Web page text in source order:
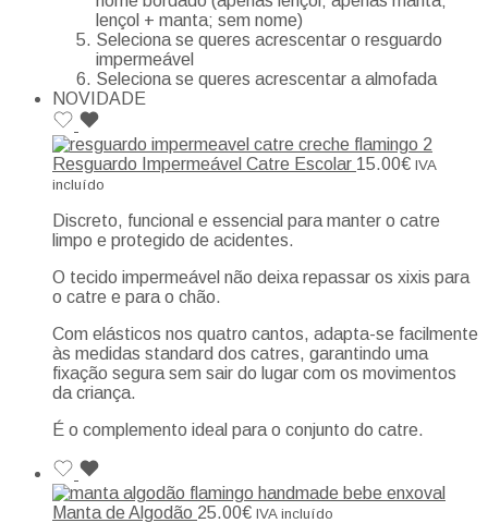
lençol + manta; sem nome)
Seleciona se queres acrescentar o resguardo
impermeável
Seleciona se queres acrescentar a almofada
NOVIDADE
Resguardo Impermeável Catre Escolar 15.00€ IVA
incluído
Discreto, funcional e essencial para manter o catre
limpo e protegido de acidentes.
O tecido impermeável não deixa repassar os xixis para
o catre e para o chão.
Com elásticos nos quatro cantos, adapta-se facilmente
às medidas standard dos catres, garantindo uma
fixação segura sem sair do lugar com os movimentos
da criança.
É o complemento ideal para o conjunto do catre.
Manta de Algodão 25.00€ IVA incluído